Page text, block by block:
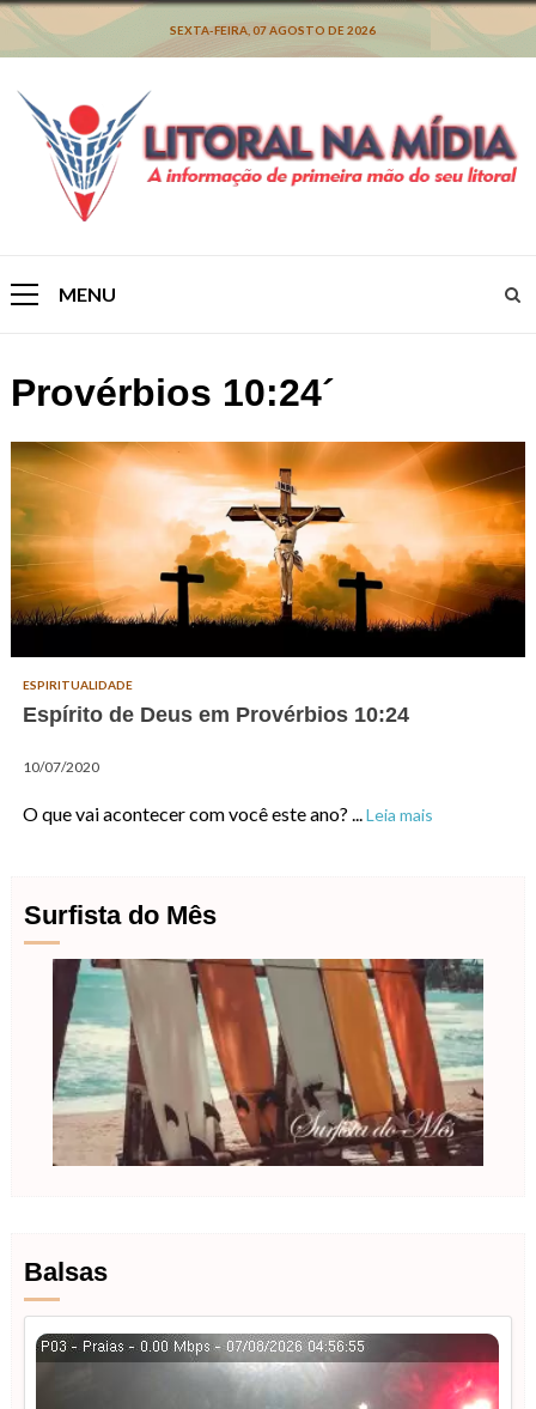
Skip
content
SEXTA-FEIRA, 07 AGOSTO DE 2026
PrimaryMENU
Provérbios 10:24´
ESPIRITUALIDADE
Espírito de Deus em Provérbios 10:24
10/07/2020
O que vai acontecer com você este ano? ...Leia mais
Surfista do Mês
Balsas